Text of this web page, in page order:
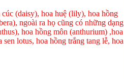
(daisy), hoa huệ (lily), hoa hồng
ngoài ra họ cũng có những dạng
hoa hồng môn (anthurium) ,hoa
lotus, hoa hồng trắng tang lễ, hoa